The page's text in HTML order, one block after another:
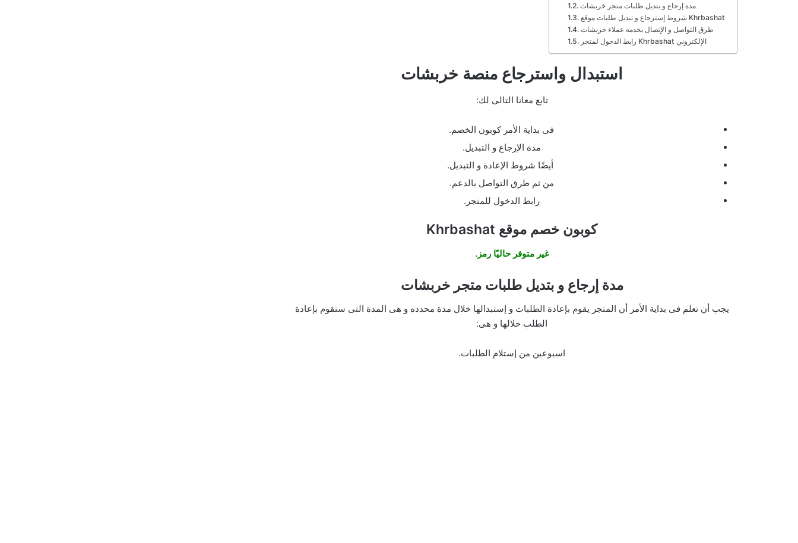
مدة إرجاع و بتديل طلبات متجر خربشات
شروط إسترجاع و تبديل طلبات موقع Khrbashat
طرق التواصل و الإتصال بخدمه عملاء خربشات
رابط الدخول لمتجر Khrbashat الإلكتروني
استبدال واسترجاع منصة خربشات
تابع معانا التالى لك:
فى بداية الأمر كوبون الخصم.
مدة الإرجاع و التبديل.
أيضًا شروط الإعادة و التبديل.
من ثم طرق التواصل بالدعم.
رابط الدخول للمتجر.
كوبون خصم موقع Khrbashat
غير متوفر حاليًا رمز.
مدة إرجاع و بتديل طلبات متجر خربشات
يجب أن تعلم فى بداية الأمر أن المتجر يقوم بإعادة الطلبات و إستبدالها خلال مدة محدده و هى المدة التى ستقوم بإعادة
الطلب خلالها و هى:
اسبوعين من إستلام الطلبات.